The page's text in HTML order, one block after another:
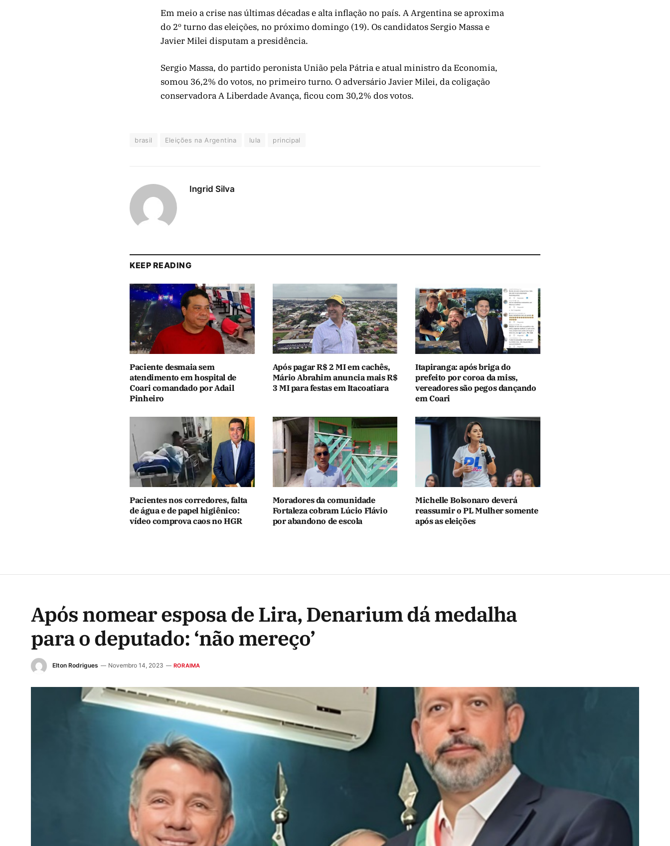
Em meio a crise nas últimas décadas e alta inflação no país. A Argentina se aproxima
do 2º turno das eleições, no próximo domingo (19). Os candidatos Sergio Massa e
Javier Milei disputam a presidência.
Sergio Massa, do partido peronista União pela Pátria e atual ministro da Economia,
somou 36,2% do votos, no primeiro turno. O adversário Javier Milei, da coligação
conservadora A Liberdade Avança, ficou com 30,2% dos votos.
brasil Eleições na Argentina lula principal
Ingrid Silva
KEEP READING
Paciente desmaia sem
atendimento em hospital de
Coari comandado por Adail
Pinheiro
Após pagar R$ 2 MI em cachês,
Mário Abrahim anuncia mais R$
3 MI para festas em Itacoatiara
Itapiranga: após briga do
prefeito por coroa da miss,
vereadores são pegos dançando
em Coari
Pacientes nos corredores, falta
de água e de papel higiênico:
vídeo comprova caos no HGR
Moradores da comunidade
Fortaleza cobram Lúcio Flávio
por abandono de escola
Michelle Bolsonaro deverá
reassumir o PL Mulher somente
após as eleições
Após nomear esposa de Lira, Denarium dá medalha
para o deputado: ‘não mereço’
Elton Rodrigues Novembro 14, 2023 RORAIMA